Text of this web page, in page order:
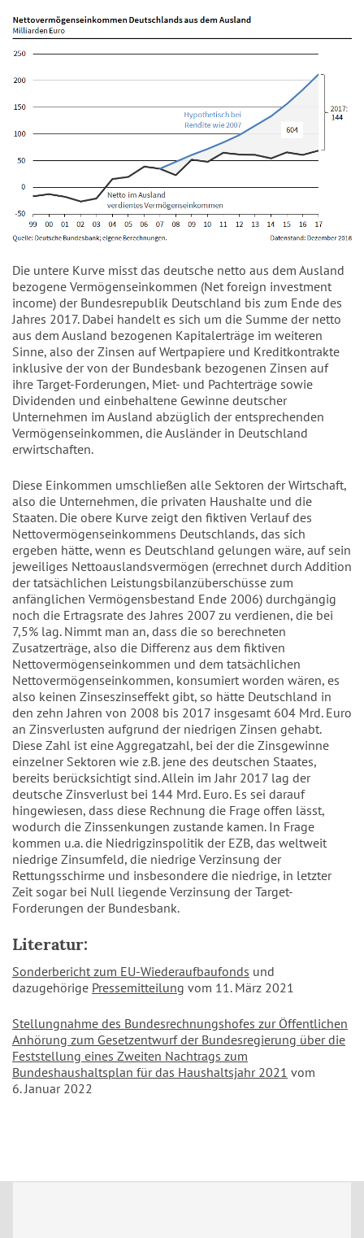
Die untere Kurve misst das deutsche netto aus dem Ausland
bezogene Vermögenseinkommen (Net foreign investment
income) der Bundesrepublik Deutschland bis zum Ende des
Jahres 2017. Dabei handelt es sich um die Summe der netto
aus dem Ausland bezogenen Kapitalerträge im weiteren
Sinne, also der Zinsen auf Wertpapiere und Kreditkontrakte
inklusive der von der Bundesbank bezogenen Zinsen auf
ihre Target-Forderungen, Miet- und Pachterträge sowie
Dividenden und einbehaltene Gewinne deutscher
Unternehmen im Ausland abzüglich der entsprechenden
Vermögenseinkommen, die Ausländer in Deutschland
erwirtschaften.
Diese Einkommen umschließen alle Sektoren der Wirtschaft,
also die Unternehmen, die privaten Haushalte und die
Staaten. Die obere Kurve zeigt den fiktiven Verlauf des
Nettovermögenseinkommens Deutschlands, das sich
ergeben hätte, wenn es Deutschland gelungen wäre, auf sein
jeweiliges Nettoauslandsvermögen (errechnet durch Addition
der tatsächlichen Leistungsbilanzüberschüsse zum
anfänglichen Vermögensbestand Ende 2006) durchgängig
noch die Ertragsrate des Jahres 2007 zu verdienen, die bei
7,5% lag. Nimmt man an, dass die so berechneten
Zusatzerträge, also die Differenz aus dem fiktiven
Nettovermögenseinkommen und dem tatsächlichen
Nettovermögenseinkommen, konsumiert worden wären, es
also keinen Zinseszinseffekt gibt, so hätte Deutschland in
den zehn Jahren von 2008 bis 2017 insgesamt 604 Mrd. Euro
an Zinsverlusten aufgrund der niedrigen Zinsen gehabt.
Diese Zahl ist eine Aggregatzahl, bei der die Zinsgewinne
einzelner Sektoren wie z.B. jene des deutschen Staates,
bereits berücksichtigt sind. Allein im Jahr 2017 lag der
deutsche Zinsverlust bei 144 Mrd. Euro. Es sei darauf
hingewiesen, dass diese Rechnung die Frage offen lässt,
wodurch die Zinssenkungen zustande kamen. In Frage
kommen u.a. die Niedrigzinspolitik der EZB, das weltweit
niedrige Zinsumfeld, die niedrige Verzinsung der
Rettungsschirme und insbesondere die niedrige, in letzter
Zeit sogar bei Null liegende Verzinsung der Target-
Forderungen der Bundesbank.
Literatur:
Sonderbericht zum EU-Wiederaufbaufonds und
dazugehörige Pressemitteilung vom 11. März 2021
Stellungnahme des Bundesrechnungshofes zur Öffentlichen
Anhörung zum Gesetzentwurf der Bundesregierung über die
Feststellung eines Zweiten Nachtrags zum
Bundeshaushaltsplan für das Haushaltsjahr 2021 vom
6. Januar 2022